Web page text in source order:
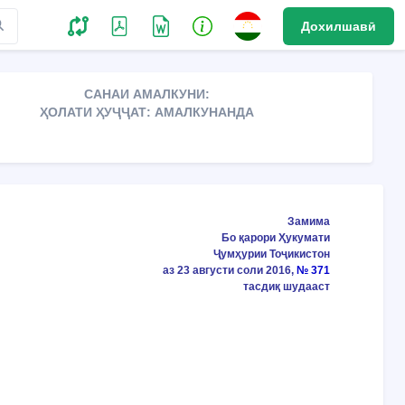
Дохилшавӣ
САНАИ АМАЛКУНИ:
ҲОЛАТИ ҲУҶҶАТ: АМАЛКУНАНДА
Замима
Бо қарори Ҳукумати
Ҷумҳурии Тоҷикистон
аз 23 августи соли 2016, № 371
тасдиқ шудааст